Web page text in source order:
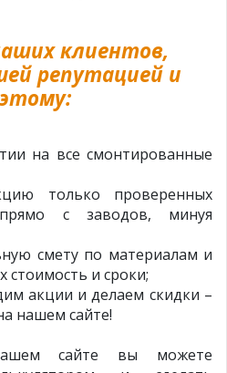
клиентов,
репутацией и
на все смонтированные
только проверенных
с заводов, минуя
смету по материалам и
стоимость и сроки;
акции и делаем скидки –
нашем сайте!
сайте вы можете